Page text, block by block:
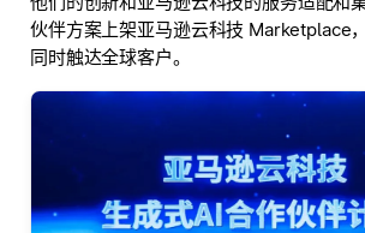
伙伴方案上架亚马逊云科技 Marketplace
同时触达全球客户。